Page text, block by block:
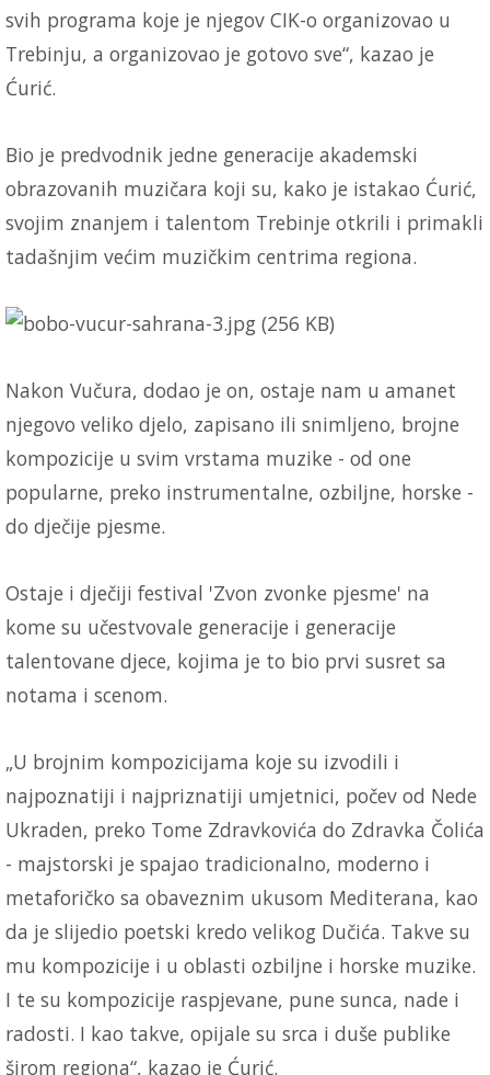
svih programa koje je njegov CIK-o organizovao u
Trebinju, a organizovao je gotovo sve“, kazao je
Ćurić.
Bio je predvodnik jedne generacije akademski
obrazovanih muzičara koji su, kako je istakao Ćurić,
svojim znanjem i talentom Trebinje otkrili i primakli
tadašnjim većim muzičkim centrima regiona.
Nakon Vučura, dodao je on, ostaje nam u amanet
njegovo veliko djelo, zapisano ili snimljeno, brojne
kompozicije u svim vrstama muzike - od one
popularne, preko instrumentalne, ozbiljne, horske -
do dječije pjesme.
Ostaje i dječiji festival 'Zvon zvonke pjesme' na
kome su učestvovale generacije i generacije
talentovane djece, kojima je to bio prvi susret sa
notama i scenom.
„U brojnim kompozicijama koje su izvodili i
najpoznatiji i najpriznatiji umjetnici, počev od Nede
Ukraden, preko Tome Zdravkovića do Zdravka Čolića
- majstorski je spajao tradicionalno, moderno i
metaforičko sa obaveznim ukusom Mediterana, kao
da je slijedio poetski kredo velikog Dučića. Takve su
mu kompozicije i u oblasti ozbiljne i horske muzike.
I te su kompozicije raspjevane, pune sunca, nade i
radosti. I kao takve, opijale su srca i duše publike
širom regiona“, kazao je Ćurić.